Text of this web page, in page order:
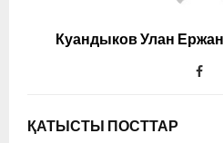
Куандыков Улан
ҚАТЫСТЫ ПОСТТАР